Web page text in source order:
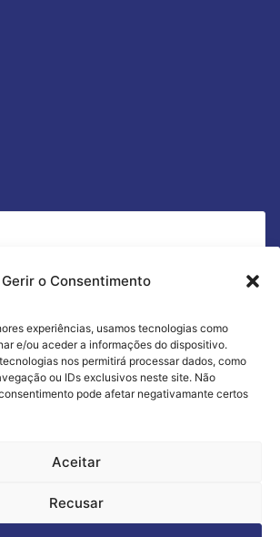
Gerir o Consentimento
experiências, usamos tecnologias como
e/ou aceder a informações do dispositivo.
nos permitirá processar dados, como
ou IDs exclusivos neste site. Não
pode afetar negativamante certos
Aceitar
Recusar
Submeter
perfeita para o seu sucesso
Livro de Reclamações